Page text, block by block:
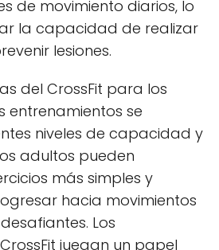
de movimiento diarios, lo
la capacidad de realizar
lesiones.
del CrossFit para los
entrenamientos se
niveles de capacidad y
adultos pueden
más simples y
hacia movimientos
Los
juegan un papel